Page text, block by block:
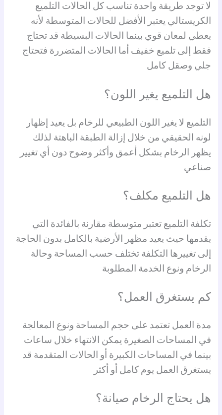
لا توجد طريقة واحدة تناسب كل الحالات التلميع
الكريستالي يعتبر الأفضل للحالات المتوسطة لأنه
يعطي لمعان قوي بينما الحالات البسيطة قد تحتاج
فقط إلى تلميع خفيف أما الحالات المتضررة فتحتاج
جلي وصقل كامل
هل التلميع يغير اللون؟
التلميع لا يغير اللون الطبيعي للرخام بل يعيد إظهار
لونه الحقيقي من خلال إزالة الطبقة الباهتة لذلك
يظهر الرخام بشكل أعمق وأكثر وضوح دون أي تغيير
صناعي
هل التلميع مكلف؟
تكلفة التلميع تعتبر متوسطة مقارنة بالفائدة التي
يقدمها حيث يعيد مظهر الأرضية بالكامل بدون الحاجة
إلى تغييرها التكلفة تختلف حسب المساحة وحالة
الرخام ونوع الخدمة المطلوبة
كم يستغرق العمل؟
مدة العمل تعتمد على حجم المساحة ونوع المعالجة
في المساحات الصغيرة يمكن الانتهاء خلال ساعات
بينما في المساحات الكبيرة أو الحالات المتقدمة قد
يستغرق العمل يوم كامل أو أكثر
هل يحتاج الرخام صيانة؟